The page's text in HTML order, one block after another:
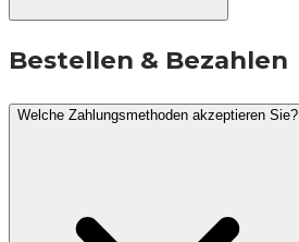
Bestellen & Bezahlen
Welche Zahlungsmethoden akzeptieren Sie?